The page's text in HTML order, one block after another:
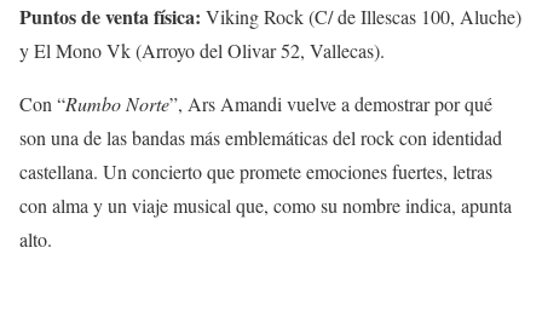
Puntos de venta física: Viking Rock (C/ de Illescas 100, Aluche)
y El Mono Vk (Arroyo del Olivar 52, Vallecas).
Con “Rumbo Norte”, Ars Amandi vuelve a demostrar por qué
son una de las bandas más emblemáticas del rock con identidad
castellana. Un concierto que promete emociones fuertes, letras
con alma y un viaje musical que, como su nombre indica, apunta
alto.